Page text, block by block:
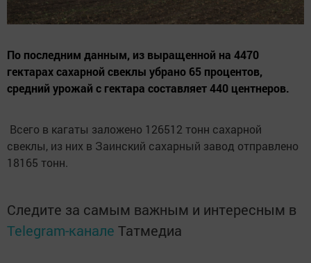
По последним данным, из выращенной на 4470
гектарах сахарной свеклы убрано 65 процентов,
средний урожай с гектара составляет 440 центнеров.
Всего в кагаты заложено 126512 тонн сахарной
свеклы, из них в Заинский сахарный завод отправлено
18165 тонн.
Следите за самым важным и интересным в
Telegram-канале Татмедиа